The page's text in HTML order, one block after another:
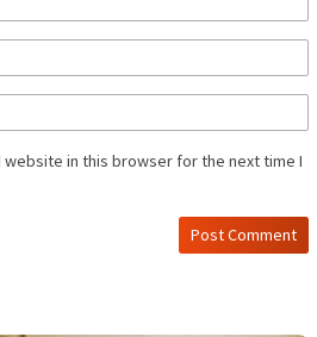
website in this browser for the next time I